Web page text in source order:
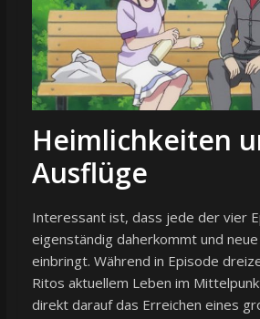
Heimlichkeiten
Ausflüge
Interessant ist, dass jede der vier
eigenständig daherkommt und
einbringt. Während in Episode
Ritos aktuellem Leben im
direkt darauf das Erreichen eines